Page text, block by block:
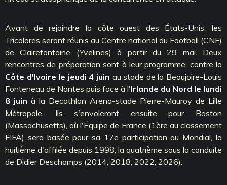
Avant de rejoindre la côte ouest des États-Unis, les
Tricolores seront réunis au Centre national du Football (CNF)
de Clairefontaine (Yvelines) à partir du 29 mai. Deux
rencontres de préparation sont à leur programme, contre la
Côte d'Ivoire le jeudi 4 juin au stade de la Beaujoire-Louis
Fonteneau de Nantes puis face à l'Irlande du Nord le lundi
8 juin à la Decathlon Arena-stade Pierre-Mauroy de Lille
Métropole. Ils s'envoleront ensuite pour Boston
(Massachusetts), où l'Équipe de France (1ère au classement
FIFA) sera basée pour sa 17e participation au Mondial, la
huitième d'affilée depuis 1998, la quatrième sous la conduite
de Didier Deschamps (2014, 2018, 2022, 2026).